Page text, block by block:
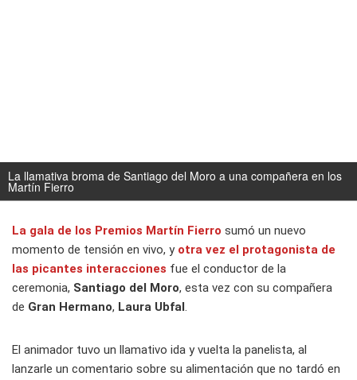
La llamativa broma de Santiago del Moro a una compañera en los
Martín Fierro
La gala de los Premios Martín Fierro sumó un nuevo
momento de tensión en vivo, y otra vez el protagonista de
las picantes interacciones fue el conductor de la
ceremonia, Santiago del Moro, esta vez con su compañera
de Gran Hermano, Laura Ubfal.
El animador tuvo un llamativo ida y vuelta la panelista, al
lanzarle un comentario sobre su alimentación que no tardó en